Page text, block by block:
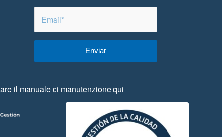
il manuale di manutenzione qui